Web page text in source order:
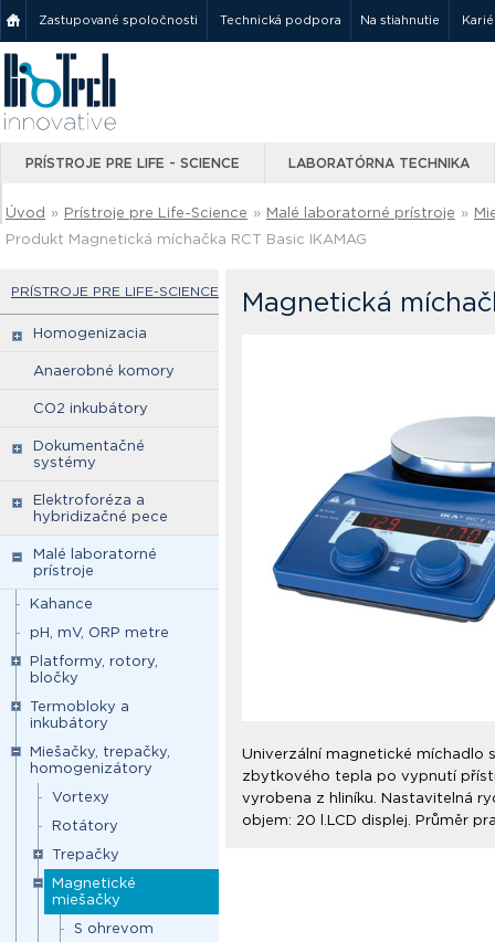
Zastupované spoločnosti Technická podpora Na stiahnutie
PRÍSTROJE PRE LIFE - SCIENCE LABORATÓRNA TECHNIKA
Úvod » Prístroje pre Life-Science » Malé laboratorné prístroje »
Produkt Magnetická míchačka RCT Basic IKAMAG
PRÍSTROJE PRE LIFE-SCIENCE
Homogenizacia
Anaerobné komory
CO2 inkubátory
Dokumentačné
systémy
Elektroforéza a
hybridizačné pece
Malé laboratorné
prístroje
Kahance
pH, mV, ORP metre
Platformy, rotory,
bločky
Termobloky a
inkubátory
Miešačky, trepačky,
homogenizátory
Vortexy
Rotátory
Trepačky
Magnetické
miešačky
S ohrevom
Magnetická
Univerzální magnetické míchadlo
zbytkového tepla po vypnutí
vyrobena z hliníku. Nastavitelná
objem: 20 l.LCD displej. Průměr